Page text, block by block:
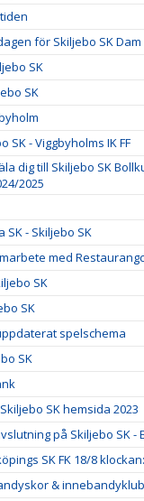
för Skiljebo SK
SK
SK
SK - Viggbyholms IK FF
dig till Skiljebo SK
2025
SK - Skiljebo SK
med
SK
SK
spelschema
SK
SK hemsida 2023
på Skiljebo SK -
SK FK 18/8
&